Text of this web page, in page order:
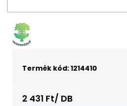
Termék kód: 1214410
2 431 Ft/ DB